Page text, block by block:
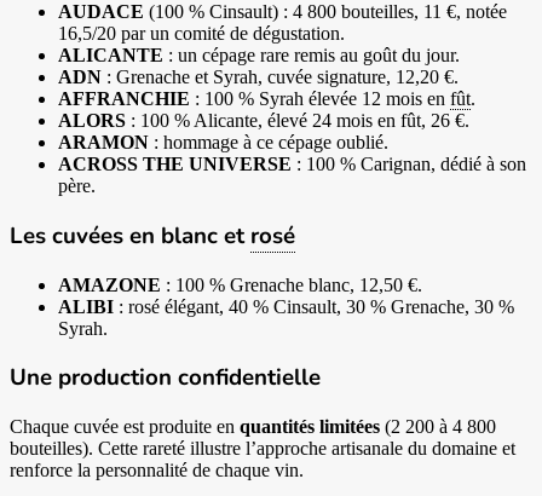
AUDACE (100 % Cinsault) : 4 800 bouteilles, 11 €, notée
16,5/20 par un comité de dégustation.
ALICANTE : un cépage rare remis au goût du jour.
ADN : Grenache et Syrah, cuvée signature, 12,20 €.
AFFRANCHIE : 100 % Syrah élevée 12 mois en fût.
ALORS : 100 % Alicante, élevé 24 mois en fût, 26 €.
ARAMON : hommage à ce cépage oublié.
ACROSS THE UNIVERSE : 100 % Carignan, dédié à son
père.
Les cuvées en blanc etrosé
AMAZONE : 100 % Grenache blanc, 12,50 €.
ALIBI : rosé élégant, 40 % Cinsault, 30 % Grenache, 30 %
Syrah.
Une production confidentielle
Chaque cuvée est produite en quantités limitées (2 200 à 4 800
bouteilles). Cette rareté illustre l’approche artisanale du domaine et
renforce la personnalité de chaque vin.